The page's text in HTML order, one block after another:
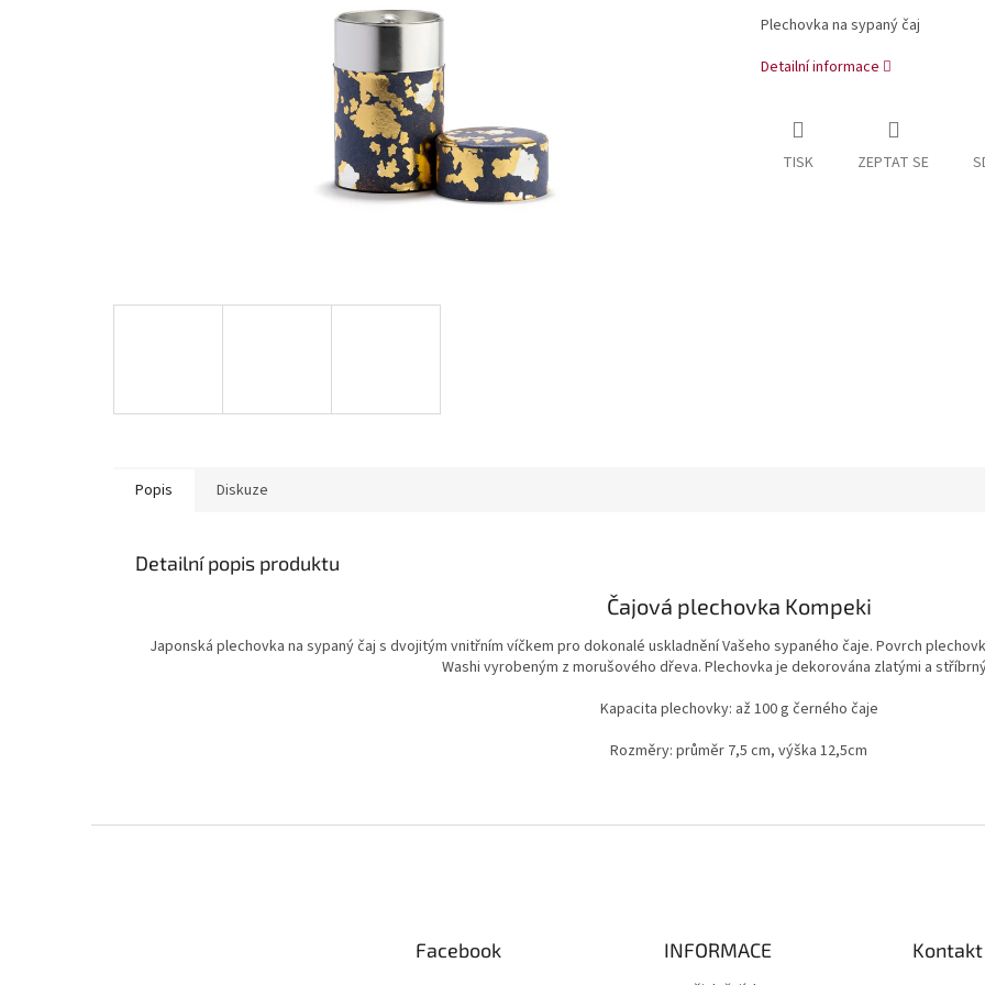
Plechovka na sypaný čaj
Detailní informace
TISK ZEPTAT SE
Popis Diskuze
Detailní popis produktu
Čajová plechovka Kompeki
Japonská plechovka na sypaný čaj s dvojitým vnitřním víčkem pro dokonalé uskladnění Vašeho sypaného čaje. Povrch
Washi vyrobeným z morušového dřeva. Plechovka je dekorována zlatými a
Kapacita plechovky: až 100 g černého čaje
Rozměry: průměr 7,5 cm, výška 12,5cm
Facebook INFORMACE Kontakt